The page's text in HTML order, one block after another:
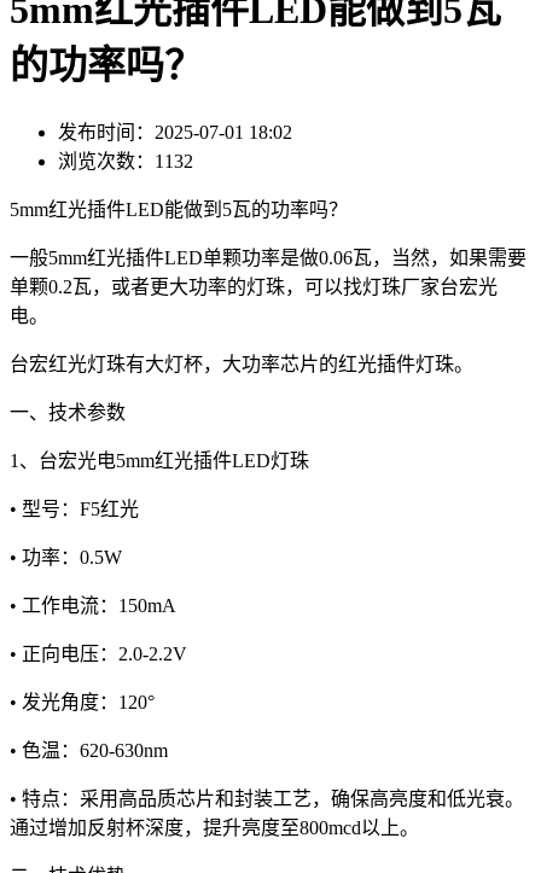
5mm红光插件LED能做到5瓦
的功率吗？
发布时间：2025-07-01 18:02
浏览次数：1132
5mm红光插件LED能做到5瓦的功率吗？
一般5mm红光插件LED单颗功率是做0.06瓦，当然，如果需要
单颗0.2瓦，或者更大功率的灯珠，可以找灯珠厂家台宏光
电。
台宏红光灯珠有大灯杯，大功率芯片的红光插件灯珠。
一、技术参数
1、台宏光电5mm红光插件LED灯珠
• 型号：F5红光
• 功率：0.5W
• 工作电流：150mA
• 正向电压：2.0-2.2V
• 发光角度：120°
• 色温：620-630nm
• 特点：采用高品质芯片和封装工艺，确保高亮度和低光衰。
通过增加反射杯深度，提升亮度至800mcd以上。